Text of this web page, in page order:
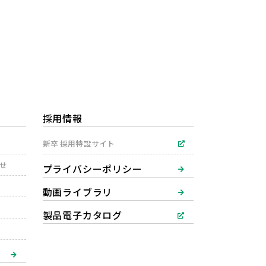
採用情報
新卒 採用特設サイト
プライバシーポリシー
動画ライブラリ
製品電子カタログ